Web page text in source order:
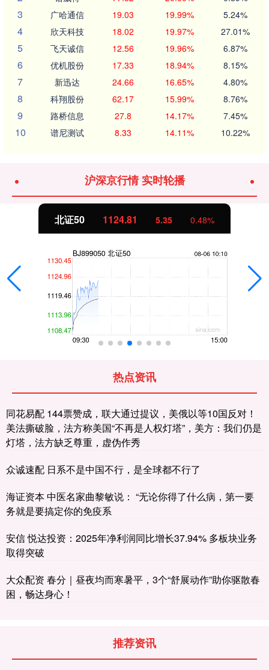
3 广哈通信 19.03 19.99% 5.24%
4 欣天科技 18.02 19.97% 27.01%
5 飞天诚信 12.56 19.96% 6.87%
6 优机股份 17.33 18.94% 8.15%
7 新迅达 24.66 16.65% 4.80%
8 科翔股份 62.17 15.99% 8.76%
9 路桥信息 27.8 14.17% 7.45%
10 谱尼测试 8.33 14.11% 10.22%
沪深京行情 实时轮播
北证50 1124.81 5.35 0.48%
热点资讯
同花易配 144票赞成，联大通过提议，美俄以等10国反对！
美法撕破脸，法方称美国“不再是人权灯塔”，美方：我们仍是
灯塔，法方缺乏尊重，虚伪作秀
众诚速配 日系不是中国不行，是全球都不行了
海证资本 中医名家曲黎敏说： “无论你得了什么病，第一要
务就是要搞定你的免疫系
安信 悦达投资：2025年净利润同比增长37.94% 多板块业务
取得突破
大众配资 春分｜昼夜均而寒暑平，3个“舒展动作”助你驱散春
困，畅达身心！
推荐资讯